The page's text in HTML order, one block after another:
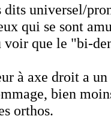
dits universel/
qui se sont
voir que le "bi-
à axe droit a
bien
orthos.